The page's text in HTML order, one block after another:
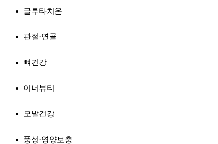
글루타치온
관절·연골
뼈건강
이너뷰티
모발건강
풍성·영양보충